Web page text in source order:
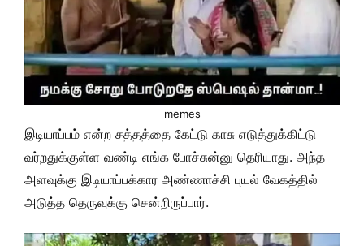
memes
இடியாப்பம் என்ற சத்தத்தை கேட்டு காசு எடுத்துக்கிட்டு
வர்றதுக்குள்ள வண்டி எங்க போச்சுன்னு தெரியாது. அந்த
அளவுக்கு இடியாப்பக்கார அண்ணாச்சி புயல் வேகத்தில்
அடுத்த தெருவுக்கு சென்றிருப்பார்.